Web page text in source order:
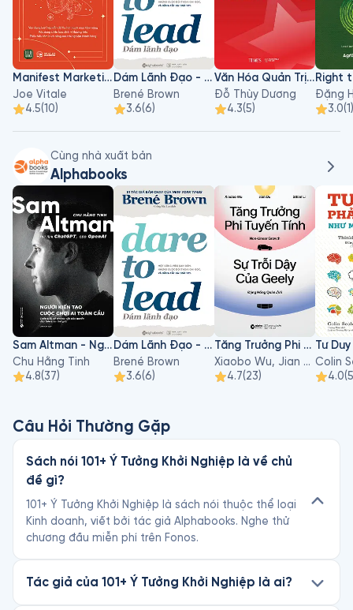
Manifest Marketing
Joe Vitale
4.5(10)
Dám Lãnh Đạo - Dare To Lead
Brené Brown
3.6(6)
Văn Hóa Quản Trị Chất Việt
Đỗ Thùy Dương
4.3(5)
Đặng
3.0(1)
Cùng nhà xuất bản
Alphabooks
Sam Altman - Người Kiến Tạo Cuộc Chơi AI Toàn Cầu
Chu Hằng Tinh
4.8(37)
Dám Lãnh Đạo - Dare To Lead
Brené Brown
3.6(6)
Tăng Trưởng Phi Tuyến Tính - Sự Trỗi Dậy Của Geely
Xiaobo Wu, Jian Du, Sihan Li
4.7(23)
Colin
4.0(
Câu Hỏi Thường Gặp
Sách nói 101+ Ý Tưởng Khởi Nghiệp là về chủ
đề gì?
101+ Ý Tưởng Khởi Nghiệp là sách nói thuộc thể loại
Kinh doanh, viết bởi tác giả Alphabooks. Nghe thử
chương đầu miễn phí trên Fonos.
Tác giả của 101+ Ý Tưởng Khởi Nghiệp là ai?